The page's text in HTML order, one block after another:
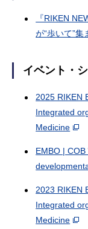
『RIKEN
が“歩いて”集
イベント・
2025 RIKEN
Integrated
Medicine
EMBO |
2023 RIKEN
Integrated
Medicine